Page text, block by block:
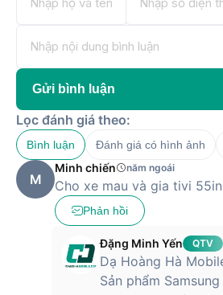
Gửi bình luận
Lọc đánh giá theo:
Bình luận Đánh giá có hình ảnh
M
Minh chiến năm ngoái
Cho xe mau và gia tivi
Phản hồi
Đặng Minh Yến QTV
Dạ Hoàng Hà
Sản phẩm